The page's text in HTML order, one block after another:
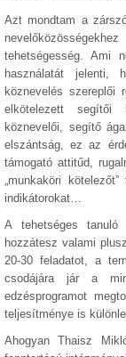
Azt mondtam a
tehetségesség. Ami
használatát jelenti,
köznevelés
elkötelezett segítői
köznevelői, segítő
elszántság, ez az
támogató attitűd,
„munkaköri
indikátorokat…
A tehetséges
hozzátesz valami
20-30 feladatot, a
csodájára jár a
edzésprogramot
teljesítménye is
Ahogyan Thaisz